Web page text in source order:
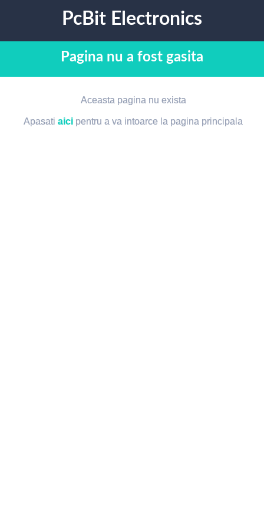
PcBit Electronics
Pagina nu a fost gasita
Aceasta pagina nu exista
Apasatiaici pentru a va intoarce la pagina principala